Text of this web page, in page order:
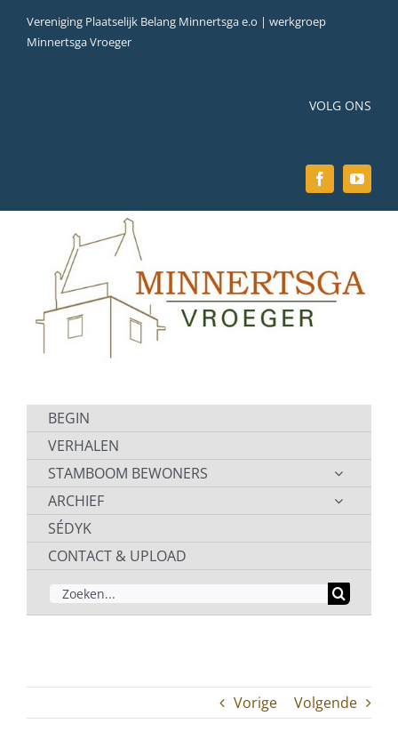
naar
Vereniging Plaatselijk Belang Minnertsga e.o | werkgroep
Minnertsga Vroeger
VOLG ONS
BEGIN
VERHALEN
STAMBOOM BEWONERS
ARCHIEF
SÉDYK
CONTACT & UPLOAD
ZOEKEN
NAAR:
Vorige Volgende